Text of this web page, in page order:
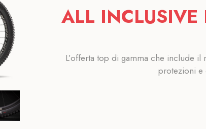
ALL INCLUSIVE
L’offerta top di gamma che include
protezioni e